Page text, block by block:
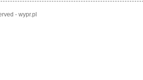
- wypr.pl